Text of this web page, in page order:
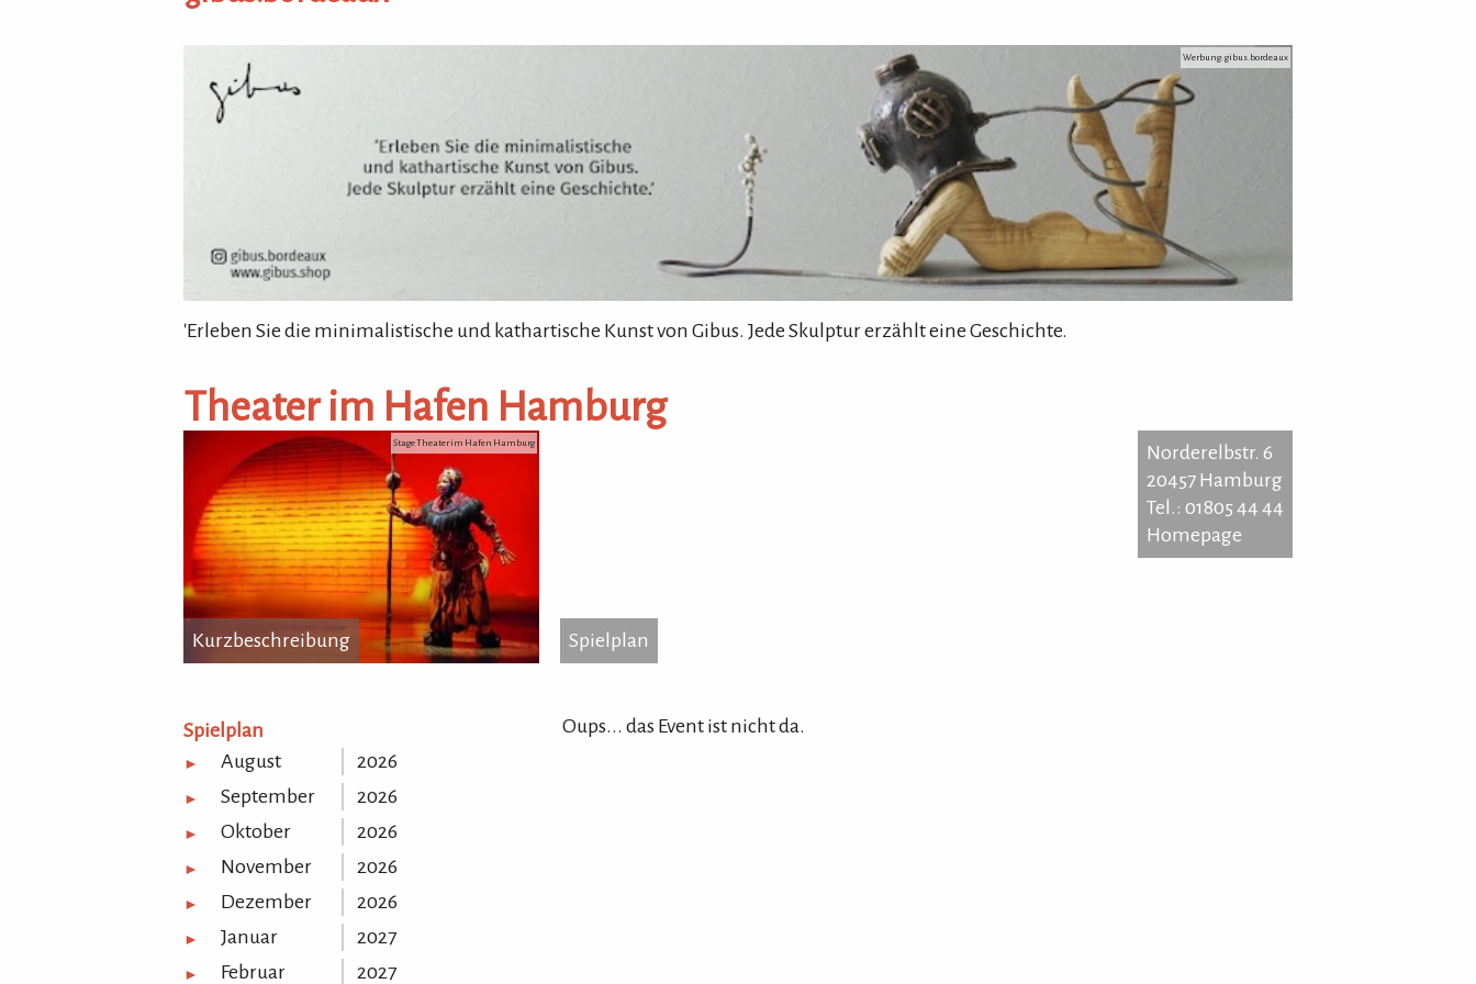
gibus.bordeaux Werbung: gibus.bordeaux
'Erleben Sie die minimalistische und kathartische Kunst von Gibus. Jede Skulptur erzählt eine Geschichte.
Theater im Hafen Hamburg
Stage Theater im Hafen Hamburg
Kurzbeschreibung Spielplan
Norderelbstr. 6
20457 Hamburg
Tel.: 01805 44 44
Homepage
Spielplan
► August 2026
► September 2026
► Oktober 2026
► November 2026
► Dezember 2026
► Januar 2027
► Februar 2027
Oups... das Event ist nicht da.